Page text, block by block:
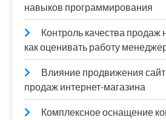
навыков программирования
Контроль качества продаж
как оценивать работу
Влияние продвижения
продаж интернет-магазина
Комплексное оснащение